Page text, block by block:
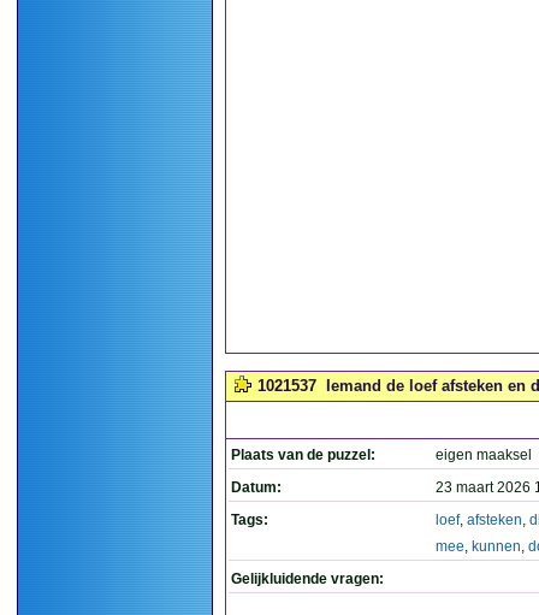
1021537 Iemand de loef afsteken en
Plaats van de puzzel:
eigen maaksel
Datum:
23 maart 2026
Tags:
loef, afsteken,
mee, kunnen,
Gelijkluidende vragen: